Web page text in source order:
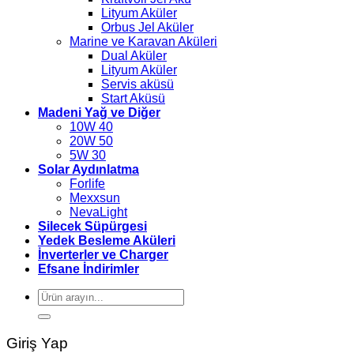
Lityum Aküler
Orbus Jel Aküler
Marine ve Karavan Aküleri
Dual Aküler
Lityum Aküler
Servis aküsü
Start Aküsü
Madeni Yağ ve Diğer
10W 40
20W 50
5W 30
Solar Aydınlatma
Forlife
Mexxsun
NevaLight
Silecek Süpürgesi
Yedek Besleme Aküleri
İnverterler ve Charger
Efsane İndirimler
Ara:
Giriş Yap